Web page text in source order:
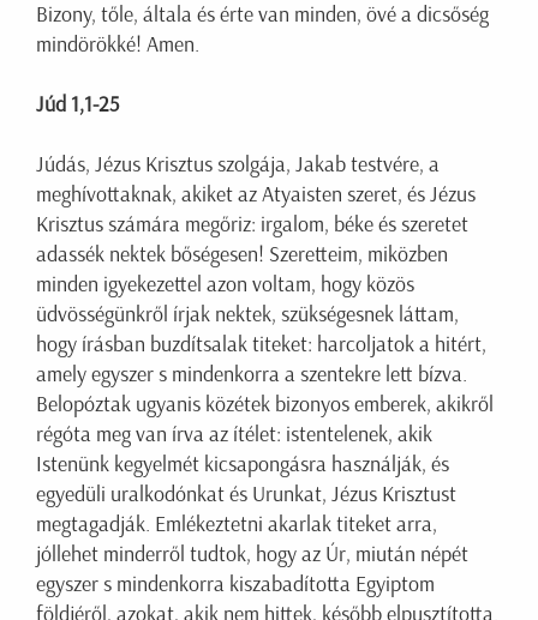
Bizony, tőle, általa és érte van minden, övé a dicsőség
mindörökké! Amen.
Júd 1,1-25
Júdás, Jézus Krisztus szolgája, Jakab testvére, a
meghívottaknak, akiket az Atyaisten szeret, és Jézus
Krisztus számára megőriz: irgalom, béke és szeretet
adassék nektek bőségesen! Szeretteim, miközben
minden igyekezettel azon voltam, hogy közös
üdvösségünkről írjak nektek, szükségesnek láttam,
hogy írásban buzdítsalak titeket: harcoljatok a hitért,
amely egyszer s mindenkorra a szentekre lett bízva.
Belopóztak ugyanis közétek bizonyos emberek, akikről
régóta meg van írva az ítélet: istentelenek, akik
Istenünk kegyelmét kicsapongásra használják, és
egyedüli uralkodónkat és Urunkat, Jézus Krisztust
megtagadják. Emlékeztetni akarlak titeket arra,
jóllehet minderről tudtok, hogy az Úr, miután népét
egyszer s mindenkorra kiszabadította Egyiptom
földjéről, azokat, akik nem hittek, később elpusztította.